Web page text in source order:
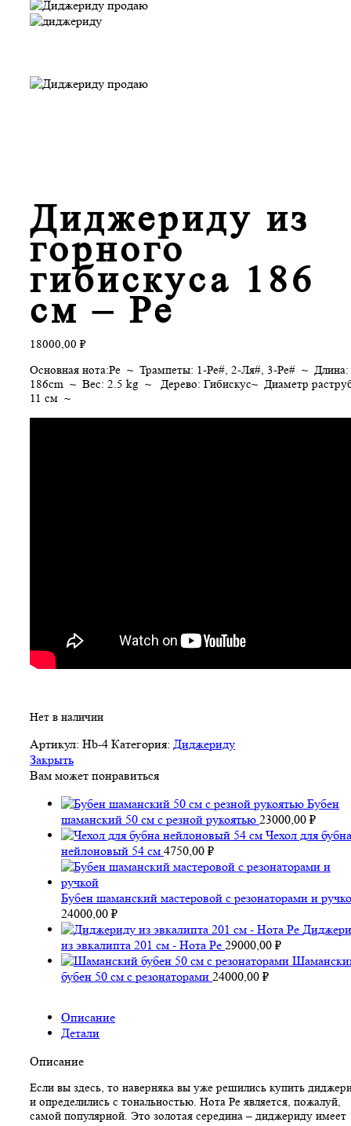
Диджериду из
горного
гибискуса 186
см – Ре
18000,00 ₽
Основная нота:Ре ~ Трампеты: 1-Ре#, 2-Ля#, 3-Ре# ~ Длина:
186cm ~ Вес: 2.5 kg ~ Дерево: Гибискус~ Диаметр
11 cм ~
Нет в наличии
Артикул: Hb-4 Категория: Диджериду
Закрыть
Вам может понравиться
Бубен
шаманский 50 см с резной рукоятью 23000,00 ₽
Чехол для бубна
нейлоновый 54 см 4750,00 ₽
Бубен шаманский мастеровой с резонаторами и
24000,00 ₽
из эвкалипта 201 см - Нота Ре 29000,00 ₽
бубен 50 см с резонаторами 24000,00 ₽
Описание
Детали
Описание
Если вы здесь, то наверняка вы уже решились купить
и определились с тональностью. Нота Ре является, пожалуй,
самой популярной. Это золотая середина – диджериду имеет